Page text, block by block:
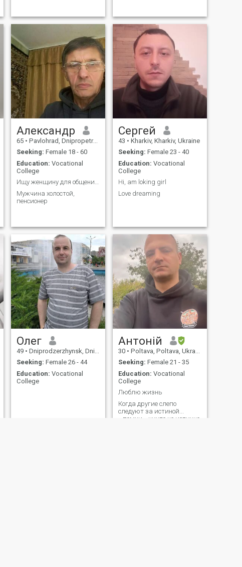
Александр
65 • Pavlohrad, Dnipropetrovs'k, Ukraine
Seeking: Female 18 - 60
Education: Vocational
College
Ищу женщину для общения для секса, для жизни.
Мужчина холостой,
пенсионер
Сергей
43 • Kharkiv, Kharkiv, Ukraine
Seeking: Female 23 - 40
Education: Vocational
College
Hi, am loking girl
Love dreaming
Олег
49 • Dniprodzerzhynsk, Dnipropetrovs'k, Ukraine
Seeking: Female 26 - 44
Education: Vocational
College
Антоній
30 • Poltava, Poltava, Ukraine
Seeking: Female 21 - 35
Education: Vocational
College
Люблю жизнь
Когда другие слепо
следуют за истиной...
...помни ...ничто не истинно